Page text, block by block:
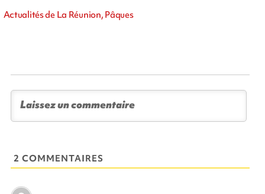
Actualités de La Réunion, Pâques
2 COMMENTAIRES